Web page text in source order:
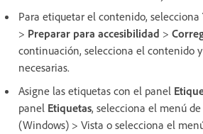
Para etiquetar el contenido, selecciona
> Preparar para accesibilidad >
continuación, selecciona el contenido
necesarias.
Asigne las etiquetas con el panel
panel Etiquetas, selecciona el menú
(Windows) > Vista o selecciona el